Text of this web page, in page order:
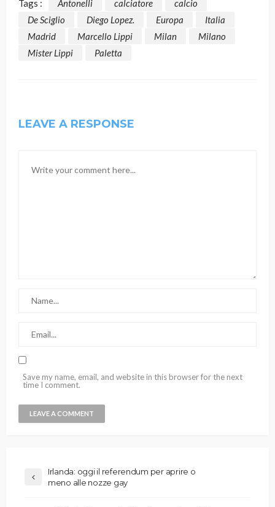
Tags : Antonelli calciatore
calcio
De Sciglio
Diego Lopez. Europa
Italia
Madrid
Marcello Lippi Milan
Milano
Mister Lippi
Paletta
LEAVE A RESPONSE
Save my name, email, and website in this browser for the next
time I comment.
Irlanda: oggi il referendum per aprire o
meno alle nozze gay